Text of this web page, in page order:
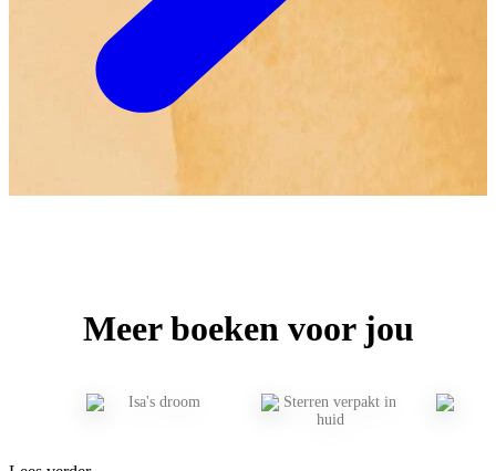
Meer boeken voor jou